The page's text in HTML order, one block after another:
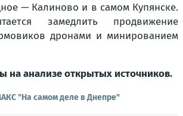
— Калиново и в самом Купянске.
замедлить продвижение
дронами и минированием
на анализе открытых источников.
"На самом деле в Днепре"